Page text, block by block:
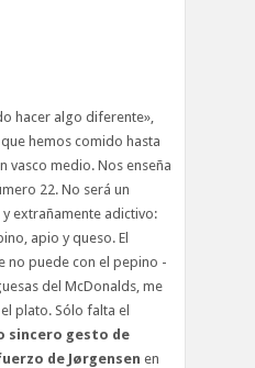
hacer algo diferente»,
hemos comido hasta
vasco medio. Nos enseña
22. No será un
extrañamente adictivo:
apio y queso. El
no puede con el pepino -
del McDonalds, me
plato. Sólo falta el
sincero gesto de
de Jørgensen en